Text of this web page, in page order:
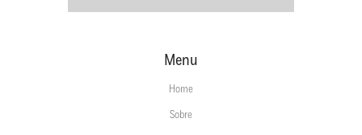
Menu
Home
Sobre